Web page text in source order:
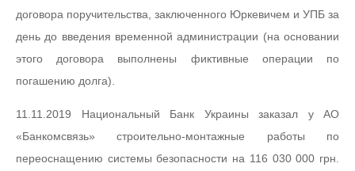
договора поручительства, заключенного Юркевичем и УПБ за
день до введения временной администрации (на основании
этого договора выполнены фиктивные операции по
погашению долга).
11.11.2019 Национальный Банк Украины заказал у АО
«Банкомсвязь» строительно-монтажные работы по
переоснащению системы безопасности на 116 030 000 грн.